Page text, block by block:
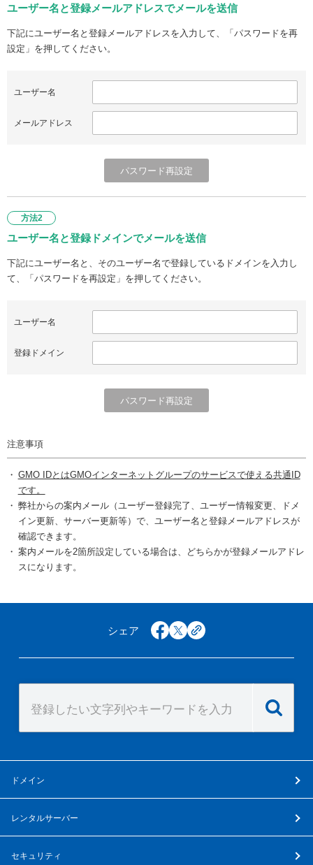
ユーザー名と登録メールアドレスでメールを送信
下記にユーザー名と登録メールアドレスを入力して、「パスワードを再
設定」を押してください。
ユーザー名
メールアドレス
方法2
ユーザー名と登録ドメインでメールを送信
下記にユーザー名と、そのユーザー名で登録しているドメインを入力し
て、「パスワードを再設定」を押してください。
ユーザー名
登録ドメイン
注意事項
GMO IDとはGMOインターネットグループのサービスで使える共通ID
です。
弊社からの案内メール（ユーザー登録完了、ユーザー情報変更、ドメ
イン更新、サーバー更新等）で、ユーザー名と登録メールアドレスが
確認できます。
案内メールを2箇所設定している場合は、どちらかが登録メールアドレ
スになります。
シェア facebook
x copy
ドメイン
レンタルサーバー
セキュリティ